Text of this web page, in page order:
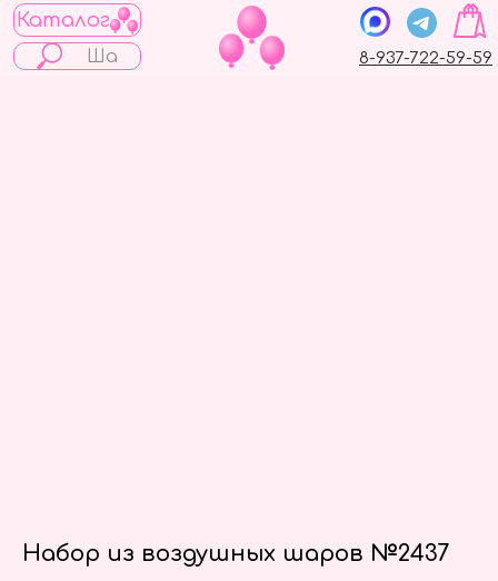
Каталог
8-937-722-59-59
Набор из воздушных шаров №2437